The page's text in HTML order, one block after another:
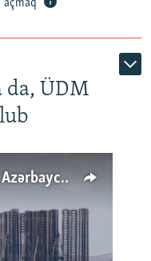
açmaq
da, ÜDM
Cənubi Qafqazda ÜDM ən az Azərbaycanda artır: Qonşuları niyə Bakını qabaqlaya bilir?
available